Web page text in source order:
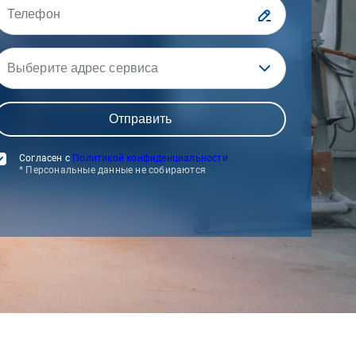
Выберите адрес сервиса
Согласен с Политикой конфиденциальности
* Персональные данные не собираются